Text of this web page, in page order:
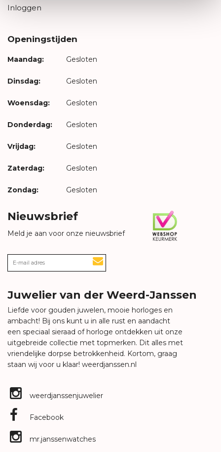
Inloggen
Openingstijden
Maandag: Gesloten
Dinsdag: Gesloten
Woensdag: Gesloten
Donderdag: Gesloten
Vrijdag: Gesloten
Zaterdag: Gesloten
Zondag: Gesloten
Nieuwsbrief
Meld je aan voor onze nieuwsbrief
Juwelier van der Weerd-Janssen
Liefde voor gouden juwelen, mooie horloges en
ambacht! Bij ons kunt u in alle rust en aandacht
een speciaal sieraad of horloge ontdekken uit onze
uitgebreide collectie met topmerken. Dit alles met
vriendelijke dorpse betrokkenheid. Kortom, graag
staan wij voor u klaar! weerdjanssen.nl
weerdjanssenjuwelier
Facebook
mr.janssenwatches